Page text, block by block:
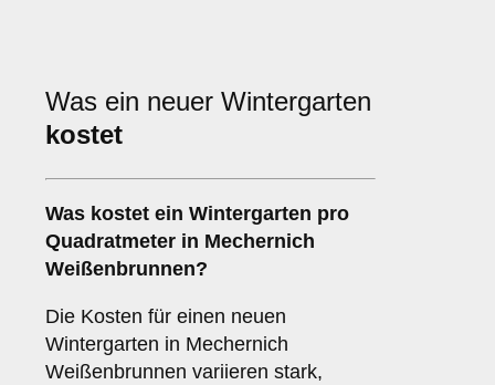
Was ein neuer Wintergarten
kostet
Was kostet ein Wintergarten pro
Quadratmeter in Mechernich
Weißenbrunnen?
Die Kosten für einen neuen
Wintergarten in Mechernich
Weißenbrunnen variieren stark,